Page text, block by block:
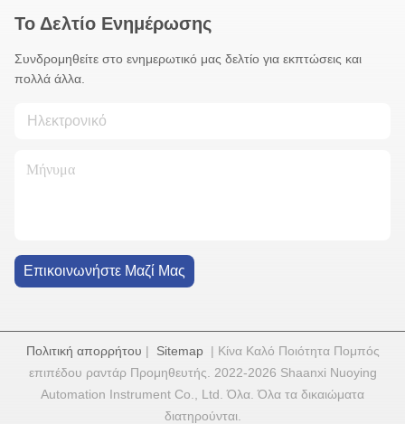
Το Δελτίο Ενημέρωσης
Συνδρομηθείτε στο ενημερωτικό μας δελτίο για εκπτώσεις και
πολλά άλλα.
Επικοινωνήστε Μαζί Μας
Πολιτική απορρήτου | Sitemap| Κίνα Καλό Ποιότητα Πομπός
επιπέδου ραντάρ Προμηθευτής. 2022-2026 Shaanxi Nuoying
Automation Instrument Co., Ltd. Όλα. Όλα τα δικαιώματα
διατηρούνται.